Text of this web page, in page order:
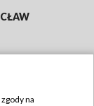
na